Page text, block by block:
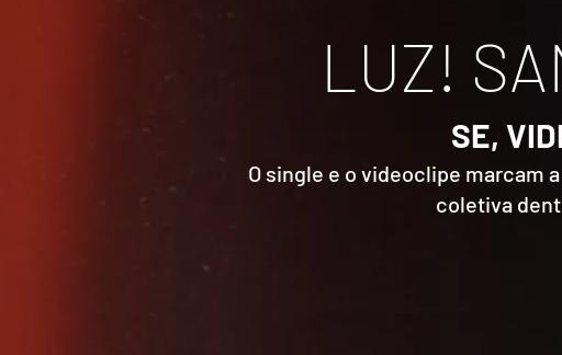
LUZ!
SE,
O single e o videoclipe marcam
coletiva